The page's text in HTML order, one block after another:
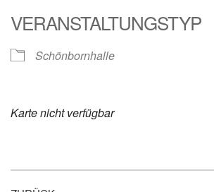
VERANSTALTUNGSTYP
Schönbornhalle
Karte nicht verfügbar